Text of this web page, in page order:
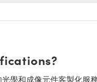
學和成像元件客製化服